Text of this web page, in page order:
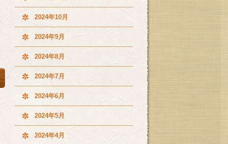
2024年10月
2024年9月
2024年8月
2024年7月
2024年6月
2024年5月
2024年4月